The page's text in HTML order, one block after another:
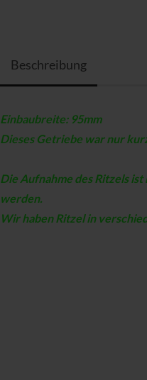
Beschreibung
Einbaubreite: 95mm
Dieses Getriebe war nur
Die Aufnahme des Ritzels
werden.
Wir haben Ritzel in